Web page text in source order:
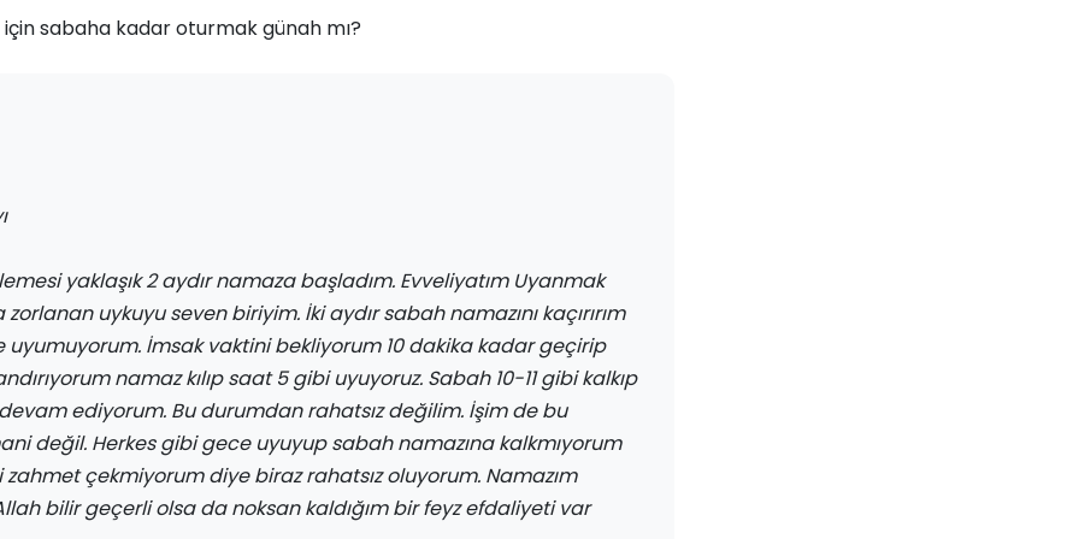
için sabaha kadar oturmak günah mı?
yaklaşık 2 aydır namaza başladım. Evveliyatım Uyanmak
uykuyu seven biriyim. İki aydır sabah namazını kaçırırım
uyumuyorum. İmsak vaktini bekliyorum 10 dakika kadar geçirip
namaz kılıp saat 5 gibi uyuyoruz. Sabah 10-11 gibi kalkıp
ediyorum. Bu durumdan rahatsız değilim. İşim de bu
değil. Herkes gibi gece uyuyup sabah namazına kalkmıyorum
çekmiyorum diye biraz rahatsız oluyorum. Namazım
bilir geçerli olsa da noksan kaldığım bir feyz efdaliyeti var